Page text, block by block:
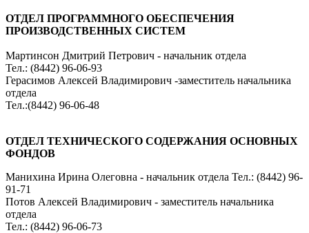
ОТДЕЛ ПРОГРАММНОГО ОБЕСПЕЧЕНИЯ
ПРОИЗВОДСТВЕННЫХ СИСТЕМ
Мартинсон Дмитрий Петрович - начальник отдела
Тел.: (8442) 96-06-93
Герасимов Алексей Владимирович -заместитель начальника
отдела
Тел.:(8442) 96-06-48
ОТДЕЛ ТЕХНИЧЕСКОГО СОДЕРЖАНИЯ ОСНОВНЫХ
ФОНДОВ
Манихина Ирина Олеговна - начальник отдела Тел.: (8442) 96-
91-71
Потов Алексей Владимирович - заместитель начальника
отдела
Тел.: (8442) 96-06-73